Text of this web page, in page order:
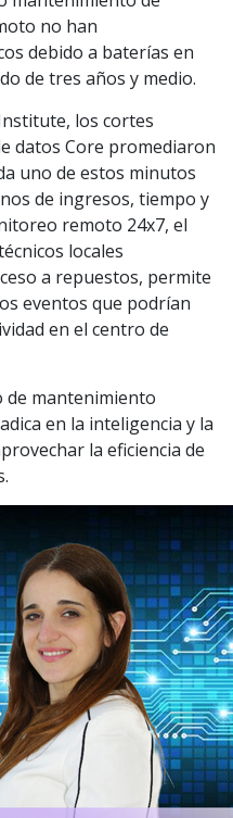
no han
debido a baterías en
de tres años y medio.
los cortes
datos Core promediaron
uno de estos minutos
de ingresos, tiempo y
remoto 24x7, el
locales
a repuestos, permite
eventos que podrían
en el centro de
de mantenimiento
en la inteligencia y la
la eficiencia de